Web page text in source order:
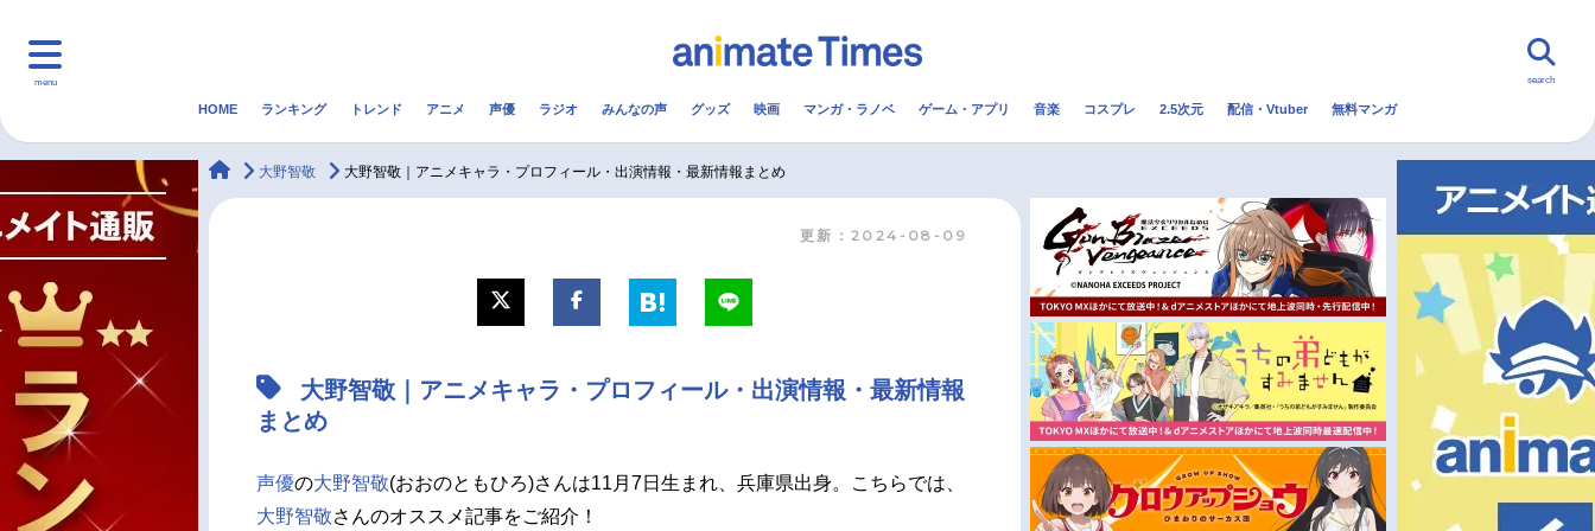
menu
マンガ・ラノベ 2.5次元 配信・Vtuber トレンド 無料マンガ
声優記事一覧
アニメ映画一覧
男性声優/女性声優一覧
今期アニメ曜日別一覧
夏アニメ
秋アニメ
冬アニメ
search
HOME ランキング トレンド アニメ 声優 ラジオ みんなの声 グッズ 映画 マンガ・ラノベ ゲーム・アプリ 音楽 コスプレ 2.5次元 配信・Vtuber 無料マンガ
animateTimes
大野智敬 大野智敬｜アニメキャラ・プロフィール・出演情報・最新情報まとめ
更新：2024-08-09
大野智敬｜アニメキャラ・プロフィール・出演情報・最新情報
まとめ
声優の大野智敬(おおのともひろ)さんは11月7日生まれ、兵庫県出身。こちらでは、
大野智敬さんのオススメ記事をご紹介！